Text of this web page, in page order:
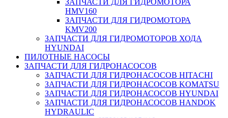
HMV160
ЗАПЧАСТИ ДЛЯ ГИДРОМОТОРА
KMV200
ЗАПЧАСТИ ДЛЯ ГИДРОМОТОРОВ ХОДА
HYUNDAI
ПИЛОТНЫЕ НАСОСЫ
ЗАПЧАСТИ ДЛЯ ГИДРОНАСОСОВ
ЗАПЧАСТИ ДЛЯ ГИДРОНАСОСОВ HITACHI
ЗАПЧАСТИ ДЛЯ ГИДРОНАСОСОВ KOMATSU
ЗАПЧАСТИ ДЛЯ ГИДРОНАСОСОВ HYUNDAI
ЗАПЧАСТИ ДЛЯ ГИДРОНАСОСОВ HANDOK
HYDRAULIC